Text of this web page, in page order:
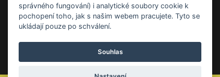
Všeobecné obchodní podmínky
Zásady ochrany osobních údajů
Reklamace a vrácení zboží
správného fungování) i analytické soubory cookie k
pochopení toho, jak s našim webem pracujete. Tyto se
ukládají pouze po schválení.
Souhlas